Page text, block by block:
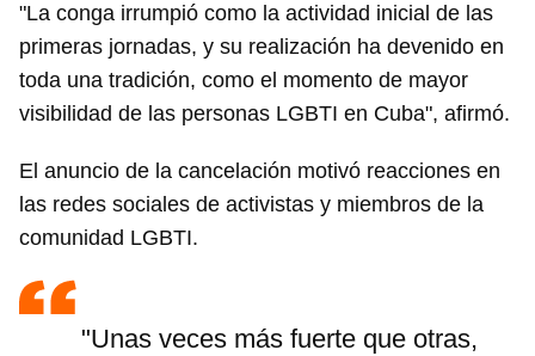
"La conga irrumpió como la actividad inicial de las
primeras jornadas, y su realización ha devenido en
toda una tradición, como el momento de mayor
visibilidad de las personas LGBTI en Cuba", afirmó.
El anuncio de la cancelación motivó reacciones en
las redes sociales de activistas y miembros de la
comunidad LGBTI.
"Unas veces más fuerte que otras,